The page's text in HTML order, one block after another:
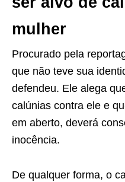
mulher
Procurado pela
que não teve sua
defendeu. Ele alega
calúnias contra ele e
em aberto, deverá
inocência.
De qualquer forma, o